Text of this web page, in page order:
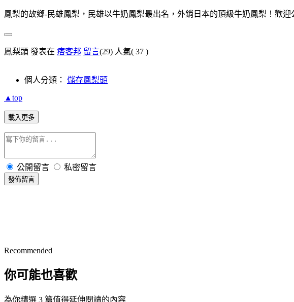
鳳梨的故鄉-民雄鳳梨，民雄以牛奶鳳梨最出名，外銷日本的頂級牛奶鳳梨！歡
鳳梨頭 發表在 痞客邦 留言(29) 人氣( 37 )
個人分類： 儲存鳳梨頭
▲top
載入更多
公開留言 私密留言
發佈留言
Recommended
你可能也喜歡
為你精選 3 篇值得延伸閱讀的內容